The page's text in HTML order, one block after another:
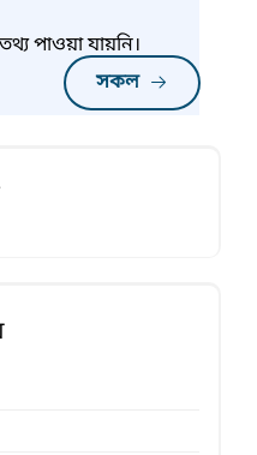
সকল
পাওয়া যায়নি।